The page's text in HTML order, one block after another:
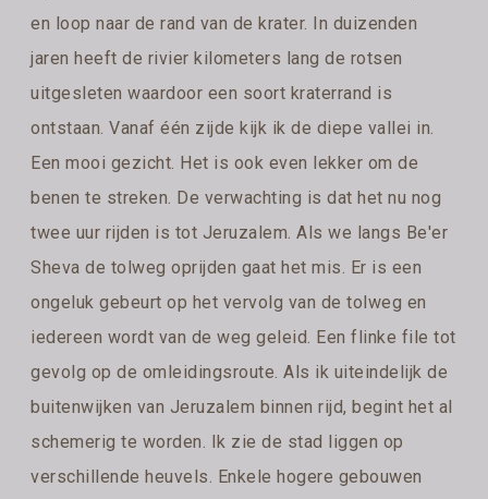
en loop naar de rand van de krater. In duizenden
jaren heeft de rivier kilometers lang de rotsen
uitgesleten waardoor een soort kraterrand is
ontstaan. Vanaf één zijde kijk ik de diepe vallei in.
Een mooi gezicht. Het is ook even lekker om de
benen te streken. De verwachting is dat het nu nog
twee uur rijden is tot Jeruzalem. Als we langs Be'er
Sheva de tolweg oprijden gaat het mis. Er is een
ongeluk gebeurt op het vervolg van de tolweg en
iedereen wordt van de weg geleid. Een flinke file tot
gevolg op de omleidingsroute. Als ik uiteindelijk de
buitenwijken van Jeruzalem binnen rijd, begint het al
schemerig te worden. Ik zie de stad liggen op
verschillende heuvels. Enkele hogere gebouwen